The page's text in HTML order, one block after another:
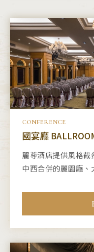
CONFERENCE
國宴廳
麗尊酒店提供風格
中西合併的麗園廳、